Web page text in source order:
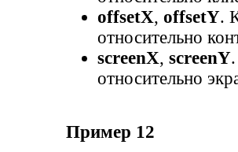
offsetX, offsetY.
относительно
screenX, screenY
относительно
Пример 12